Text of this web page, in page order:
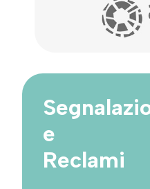
e
Reclami